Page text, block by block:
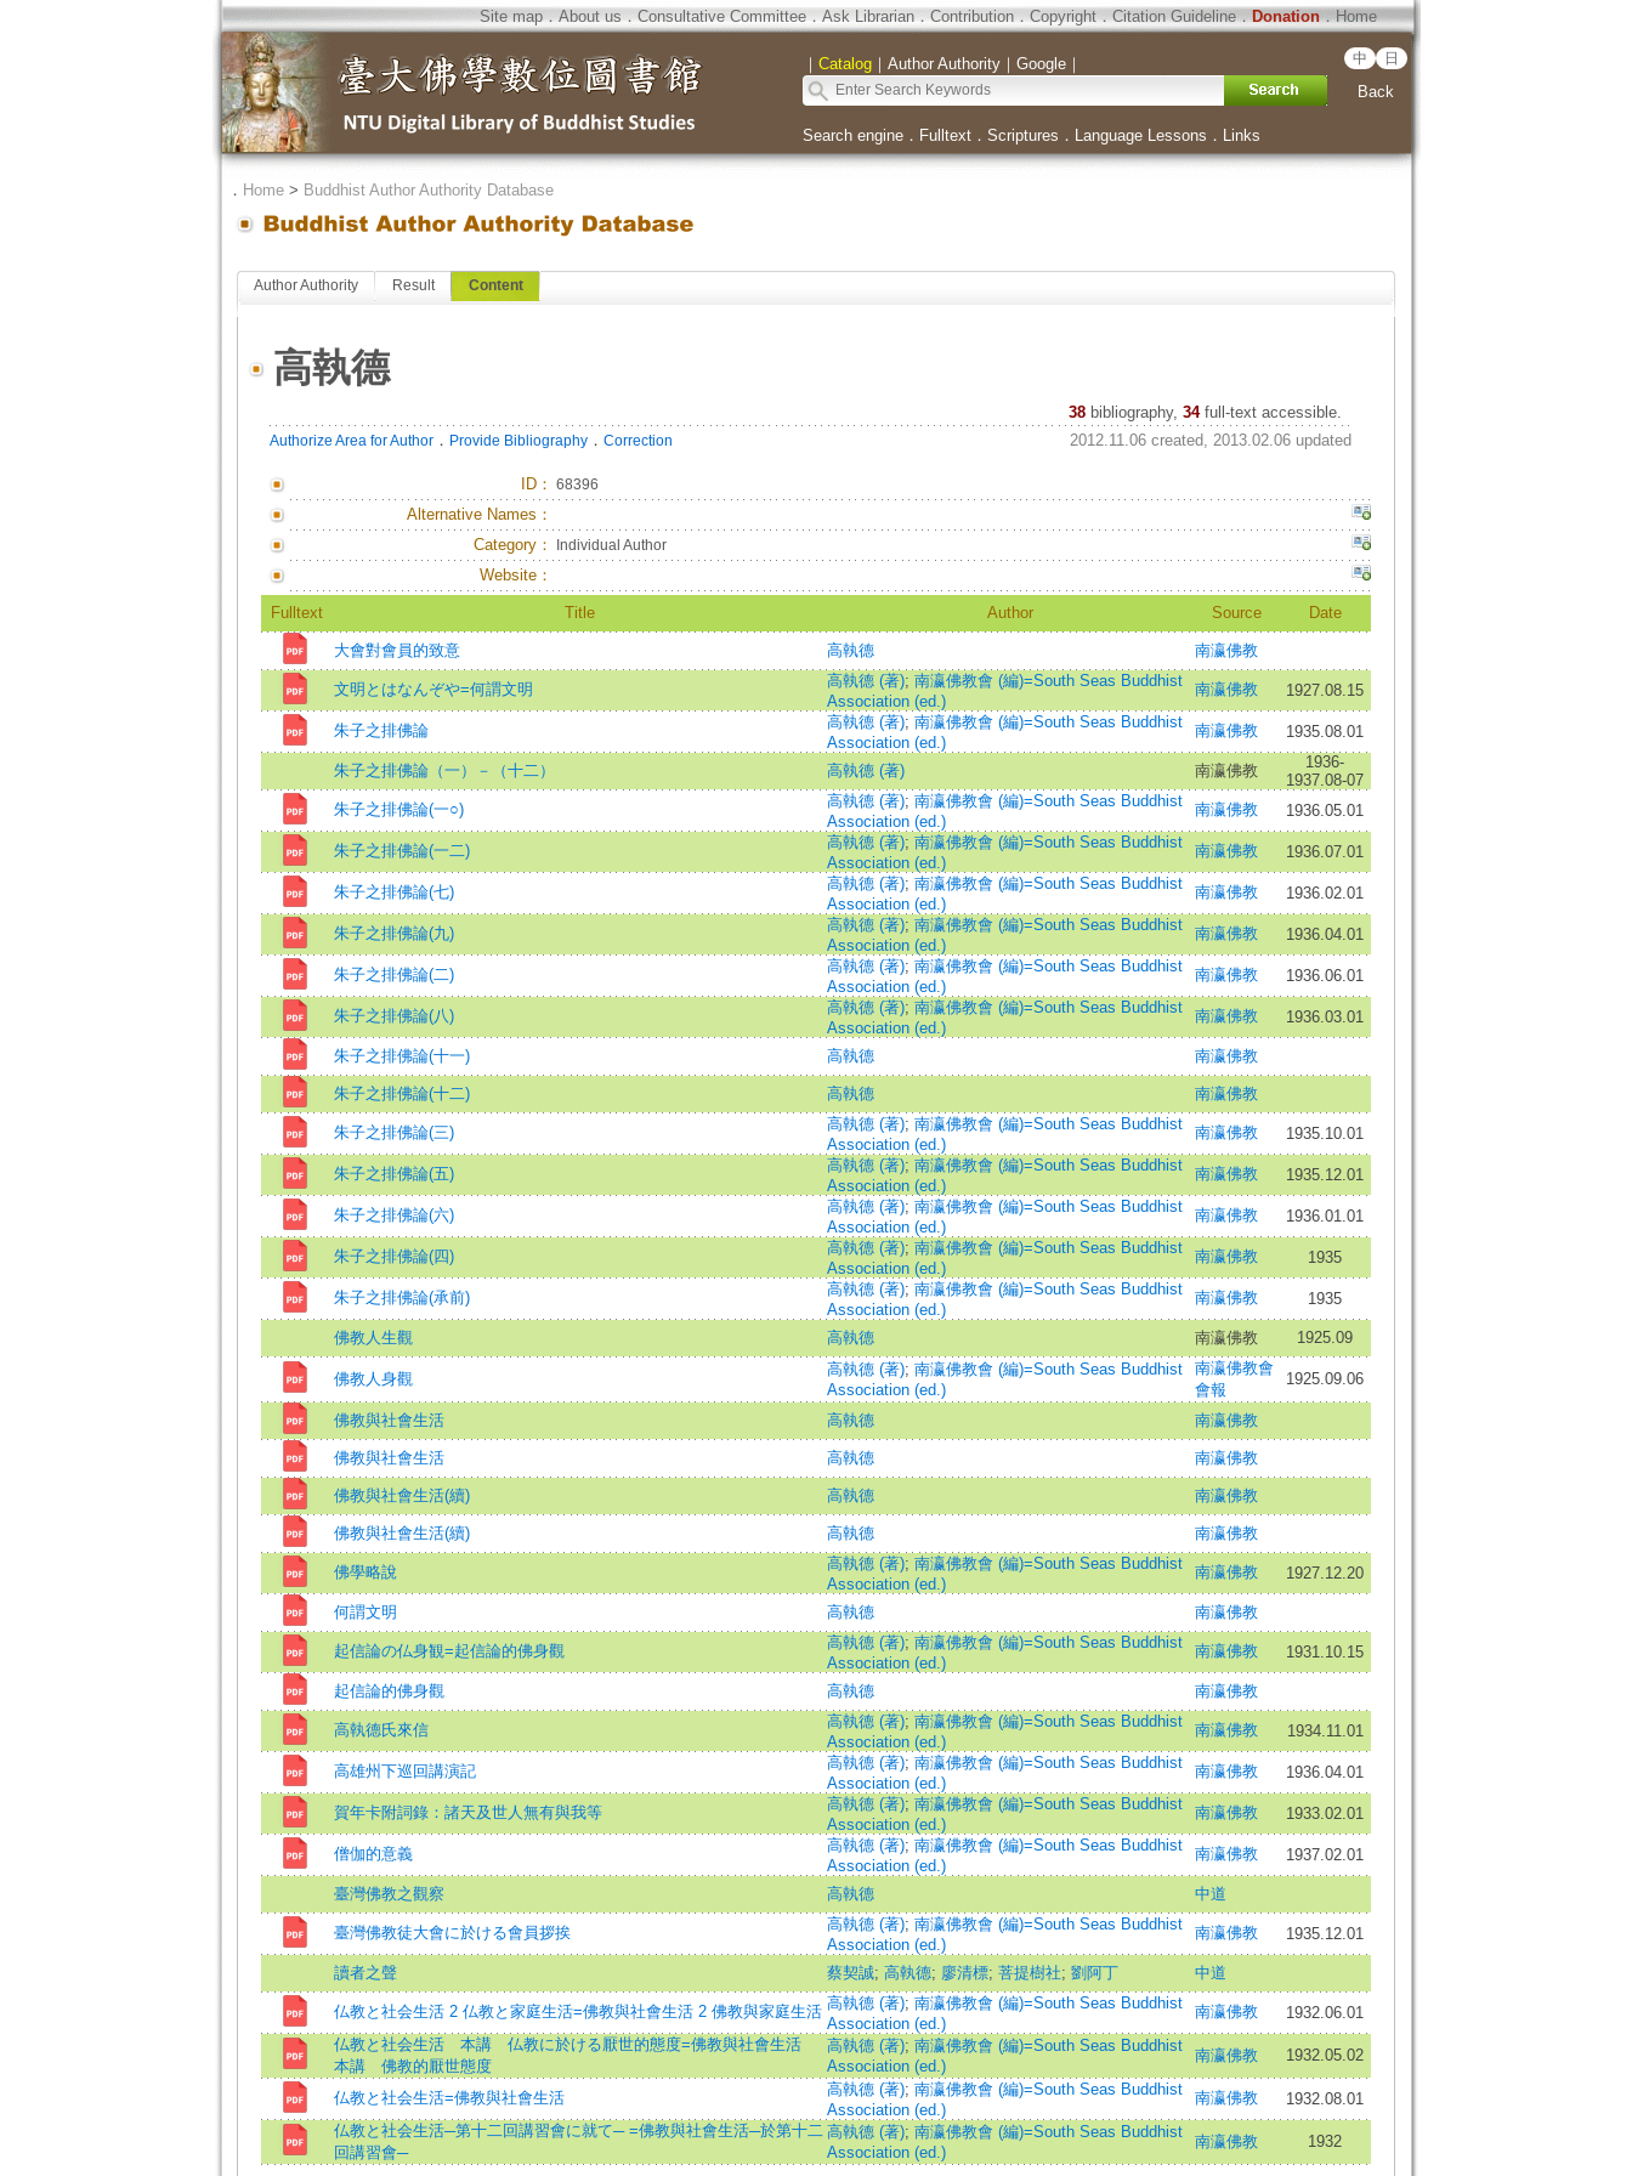
Site map．About us．Consultative Committee．Ask Librarian．Contribution．Copyright．Citation Guideline．Donation．Home
｜ Catalog｜ Author Authority｜ Google｜ 中 日
Back
Search engine． Fulltext． Scriptures ． Language Lessons ． Links
． Home> Buddhist Author Authority Database
Author Authority Result Content
高執德
38 bibliography, 34full-text accessible.
Authorize Area for Author． Provide Bibliography． Correction 2012.11.06 created, 2013.02.06 updated
ID： 68396
Alternative Names：
Category：
Individual Author
Website：
Fulltext Title Author Source Date
大會對會員的致意 高執德 南瀛佛教
文明とはなんぞや=何謂文明 高執德 (著); 南瀛佛教會 (編)=South Seas Buddhist
Association (ed.)
南瀛佛教 1927.08.15
朱子之排佛論 高執德 (著); 南瀛佛教會 (編)=South Seas Buddhist
Association (ed.)
南瀛佛教 1935.08.01
朱子之排佛論（一）－（十二） 高執德 (著) 南瀛佛教
1936-
1937.08-07
朱子之排佛論(一○)
高執德 (著); 南瀛佛教會 (編)=South Seas Buddhist
Association (ed.)
南瀛佛教 1936.05.01
朱子之排佛論(一二) 高執德 (著); 南瀛佛教會 (編)=South Seas Buddhist
Association (ed.)
南瀛佛教 1936.07.01
朱子之排佛論(七) 高執德 (著); 南瀛佛教會 (編)=South Seas Buddhist
Association (ed.)
南瀛佛教 1936.02.01
朱子之排佛論(九) 高執德 (著); 南瀛佛教會 (編)=South Seas Buddhist
Association (ed.)
南瀛佛教 1936.04.01
朱子之排佛論(二) 高執德 (著); 南瀛佛教會 (編)=South Seas Buddhist
Association (ed.)
南瀛佛教 1936.06.01
朱子之排佛論(八) 高執德 (著); 南瀛佛教會 (編)=South Seas Buddhist
Association (ed.)
南瀛佛教 1936.03.01
朱子之排佛論(十一) 高執德 南瀛佛教
朱子之排佛論(十二) 高執德 南瀛佛教
朱子之排佛論(三) 高執德 (著); 南瀛佛教會 (編)=South Seas Buddhist
Association (ed.)
南瀛佛教 1935.10.01
朱子之排佛論(五) 高執德 (著); 南瀛佛教會 (編)=South Seas Buddhist
Association (ed.)
南瀛佛教 1935.12.01
朱子之排佛論(六) 高執德 (著); 南瀛佛教會 (編)=South Seas Buddhist
Association (ed.)
南瀛佛教 1936.01.01
朱子之排佛論(四) 高執德 (著); 南瀛佛教會 (編)=South Seas Buddhist
Association (ed.)
南瀛佛教 1935
朱子之排佛論(承前) 高執德 (著); 南瀛佛教會 (編)=South Seas Buddhist
Association (ed.)
南瀛佛教 1935
佛教人生觀 高執德 南瀛佛教 1925.09
佛教人身觀
高執德 (著); 南瀛佛教會 (編)=South Seas Buddhist
Association (ed.)
南瀛佛教會
會報
1925.09.06
佛教與社會生活 高執德 南瀛佛教
佛教與社會生活 高執德 南瀛佛教
佛教與社會生活(續) 高執德 南瀛佛教
佛教與社會生活(續) 高執德 南瀛佛教
佛學略說 高執德 (著); 南瀛佛教會 (編)=South Seas Buddhist
Association (ed.)
南瀛佛教 1927.12.20
何謂文明 高執德 南瀛佛教
起信論の仏身観=起信論的佛身觀 高執德 (著); 南瀛佛教會 (編)=South Seas Buddhist
Association (ed.)
南瀛佛教 1931.10.15
起信論的佛身觀 高執德 南瀛佛教
高執德氏來信 高執德 (著); 南瀛佛教會 (編)=South Seas Buddhist
Association (ed.)
南瀛佛教 1934.11.01
高雄州下巡回講演記 高執德 (著); 南瀛佛教會 (編)=South Seas Buddhist
Association (ed.)
南瀛佛教 1936.04.01
賀年卡附詞錄：諸天及世人無有與我等 高執德 (著); 南瀛佛教會 (編)=South Seas Buddhist
Association (ed.)
南瀛佛教 1933.02.01
僧伽的意義 高執德 (著); 南瀛佛教會 (編)=South Seas Buddhist
Association (ed.)
南瀛佛教 1937.02.01
臺灣佛教之觀察 高執德 中道
臺灣佛教徒大會に於ける會員拶挨 高執德 (著); 南瀛佛教會 (編)=South Seas Buddhist
Association (ed.)
南瀛佛教 1935.12.01
讀者之聲 蔡契誠; 高執德; 廖清標; 菩提樹社; 劉阿丁 中道
仏教と社会生活 2 仏教と家庭生活=佛教與社會生活 2 佛教與家庭生活 高執德 (著); 南瀛佛教會 (編)=South Seas Buddhist
Association (ed.)
南瀛佛教
1932.06.01
仏教と社会生活 本講 仏教に於ける厭世的態度=佛教與社會生活
本講 佛教的厭世態度
高執德 (著); 南瀛佛教會 (編)=South Seas Buddhist
Association (ed.)
南瀛佛教 1932.05.02
仏教と社会生活=佛教與社會生活 高執德 (著); 南瀛佛教會 (編)=South Seas Buddhist
Association (ed.)
南瀛佛教
1932.08.01
仏教と社会生活─第十二回講習會に就て─ =佛教與社會生活─於第十二
回講習會─
高執德 (著); 南瀛佛教會 (編)=South Seas Buddhist
Association (ed.)
南瀛佛教 1932